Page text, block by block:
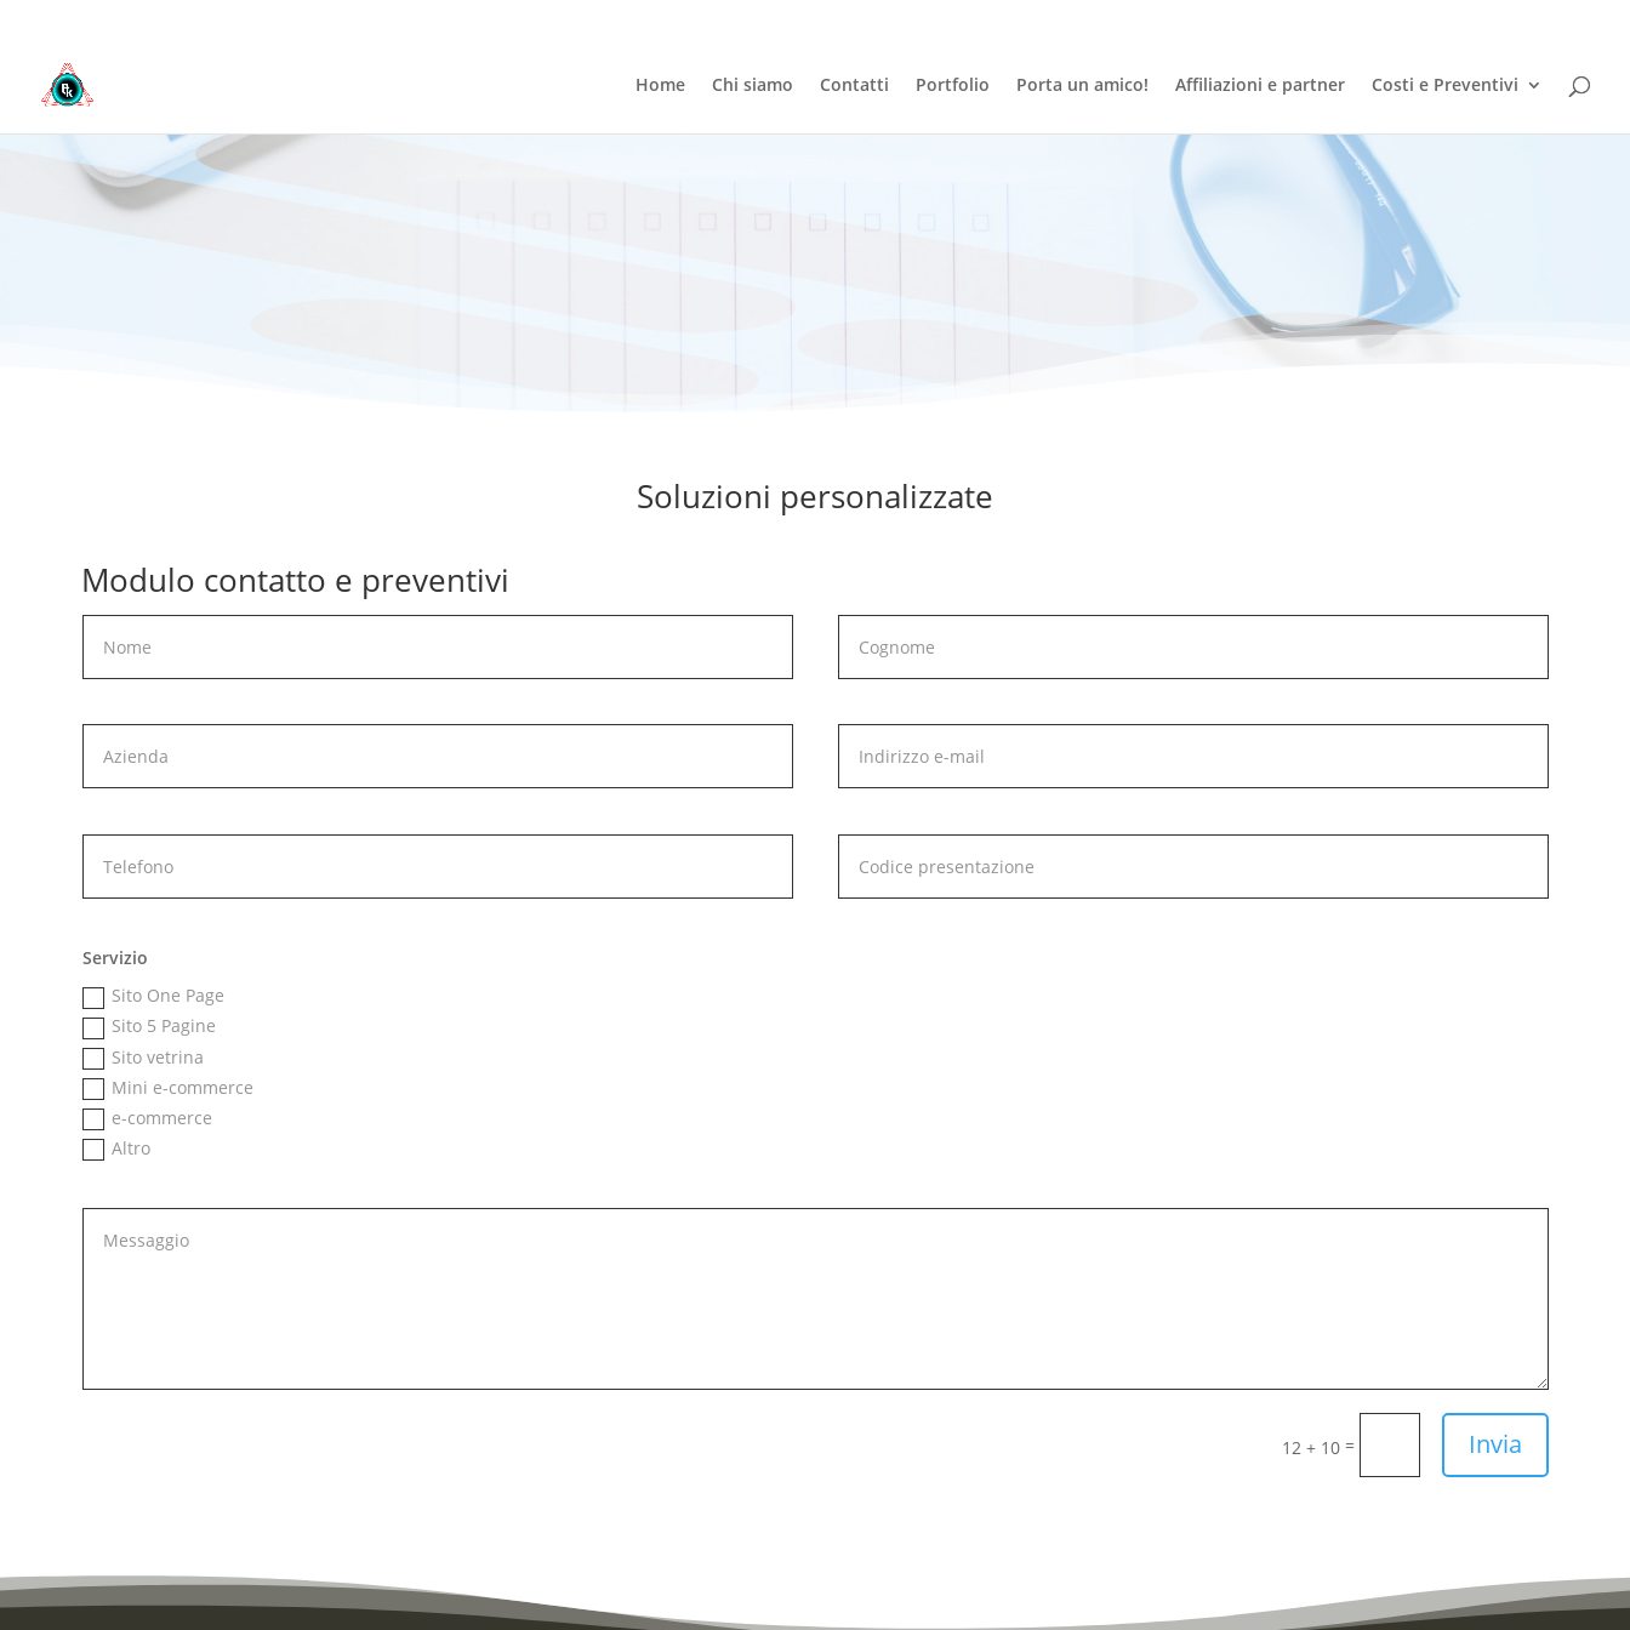
Home Chi siamo Contatti Portfolio Porta un amico! Affiliazioni e partner Costi e Preventivi
Studio LFK
Soluzioni personalizzate
Modulo contatto e preventivi
Servizio
Sito One Page
Sito 5 Pagine
Sito vetrina
Mini e-commerce
e-commerce
Altro
12 + 10= Invia